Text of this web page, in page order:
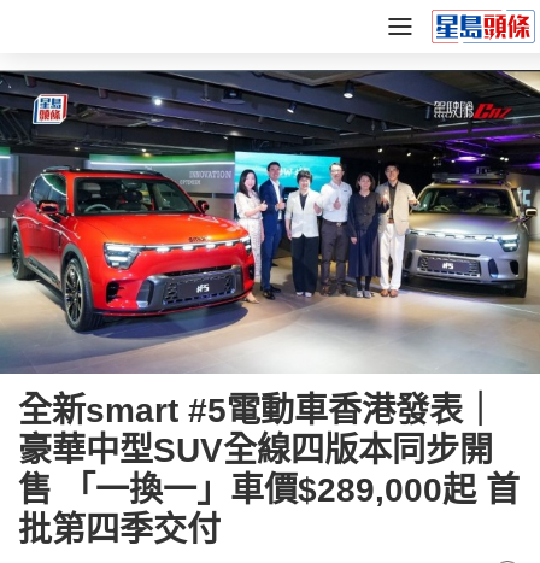
全新smart #5電動車香港發表｜
豪華中型SUV全線四版本同步開
售 「一換一」車價$289,000起 首
批第四季交付